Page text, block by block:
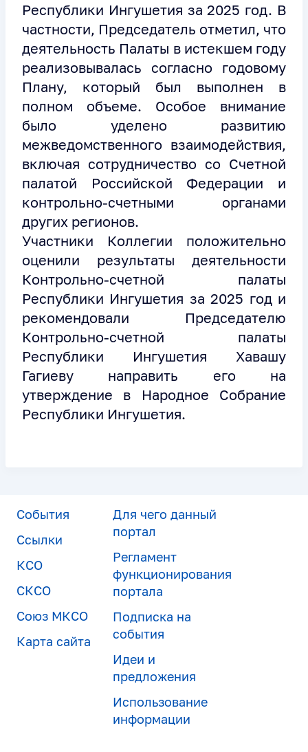
Республики Ингушетия за 2025 год. В
частности, Председатель отметил, что
деятельность Палаты в истекшем году
реализовывалась согласно годовому
Плану, который был выполнен в
полном объеме. Особое внимание
было уделено развитию
межведомственного взаимодействия,
включая сотрудничество со Счетной
палатой Российской Федерации и
контрольно-счетными органами
других регионов.
Участники Коллегии положительно
оценили результаты деятельности
Контрольно-счетной палаты
Республики Ингушетия за 2025 год и
рекомендовали Председателю
Контрольно-счетной палаты
Республики Ингушетия Хавашу
Гагиеву направить его на
утверждение в Народное Собрание
Республики Ингушетия.
События
Ссылки
КСО
СКСО
Союз МКСО
Карта сайта
Для чего данный
портал
Регламент
функционирования
портала
Подписка на
события
Идеи и
предложения
Использование
информации